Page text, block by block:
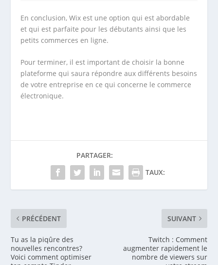
En conclusion, Wix est une option qui est abordable
et qui est parfaite pour les débutants ainsi que les
petits commerces en ligne.
Pour terminer, il est important de choisir la bonne
plateforme qui saura répondre aux différents besoins
de votre entreprise en ce qui concerne le commerce
électronique.
PARTAGER:
TAUX:
PRÉCÉDENT
Tu as la piqûre des
nouvelles rencontres?
Voici comment optimiser
SUIVANT
Twitch : Comment
augmenter rapidement le
nombre de viewers sur